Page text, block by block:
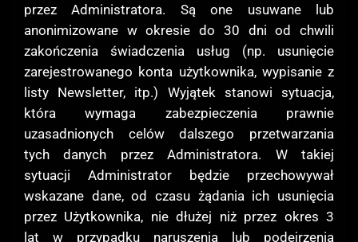
przez Administratora. Są one usuwane lub
anonimizowane w okresie do 30 dni od chwili
zakończenia świadczenia usług (np. usunięcie
zarejestrowanego konta użytkownika, wypisanie z
listy Newsletter, itp.) Wyjątek stanowi sytuacja,
która wymaga zabezpieczenia prawnie
uzasadnionych celów dalszego przetwarzania
tych danych przez Administratora. W takiej
sytuacji Administrator będzie przechowywał
wskazane dane, od czasu żądania ich usunięcia
przez Użytkownika, nie dłużej niż przez okres 3
lat w przypadku naruszenia lub podejrzenia